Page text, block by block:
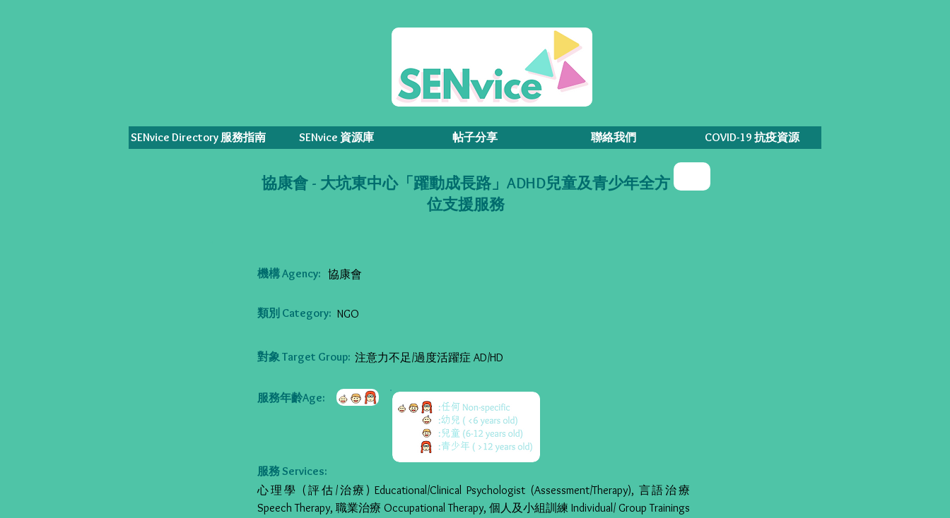
SENvice Directory 服務指南 SENvice 資源庫 帖子分享 聯絡我們 COVID-19 抗疫資源
協康會 - 大坑東中心「躍動成長路」ADHD兒童及青少年全方
位支援服務
機構 Agency: 協康會
類別 Category: NGO
對象 Target Group: 注意力不足/過度活躍症 AD/HD
服務年齡Age:
服務 Services:
心理學 (評估/治療) Educational/Clinical Psychologist (Assessment/Therapy), 言語治療
Speech Therapy, 職業治療 Occupational Therapy, 個人及小組訓練 Individual/ Group Trainings